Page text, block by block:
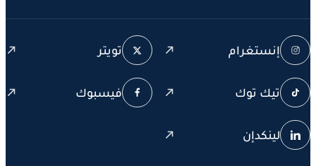
إنستغرام تويتر
تيك توك فيسبوك
لينكدإن